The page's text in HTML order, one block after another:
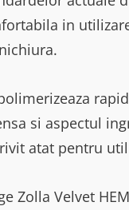
in
si aspectul
atat pentru
Zolla Velvet